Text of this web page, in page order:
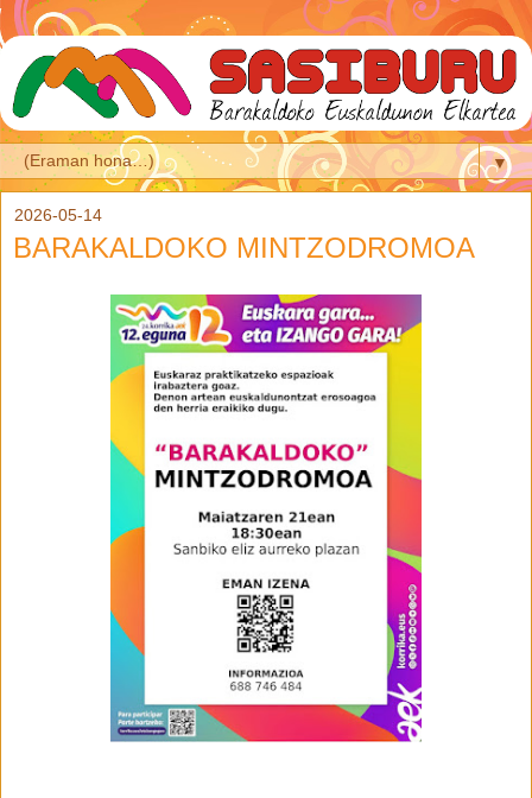
▼
2026-05-14
BARAKALDOKO MINTZODROMOA